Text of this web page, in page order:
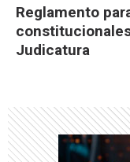
Reglamento
Judicatura